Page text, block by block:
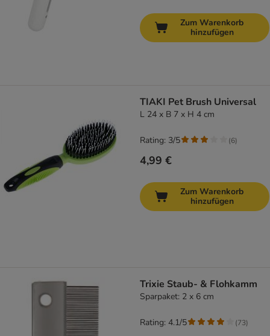
Zum Warenkorb
hinzufügen
TIAKI Pet Brush Universal
L 24 x B 7 x H 4 cm
4,99 €
Rating: 3/5 (6)
Zum Warenkorb
hinzufügen
Trixie Staub- & Flohkamm
Sparpaket: 2 x 6 cm
Rating: 4.1/5 (73)